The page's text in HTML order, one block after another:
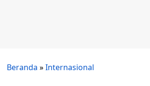
Beranda »Internasional